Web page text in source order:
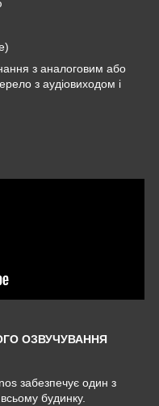
з аналоговим або
з аудіовиходом і
ОЗВУЧУВАННЯ
забезпечує один з
всьому будинку.